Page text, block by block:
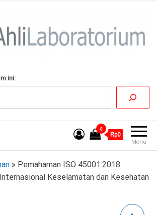
AhliLaboratorium
ini:
Menu
0
Rp0
» Pemahaman ISO 45001:2018
Keselamatan dan Kesehatan